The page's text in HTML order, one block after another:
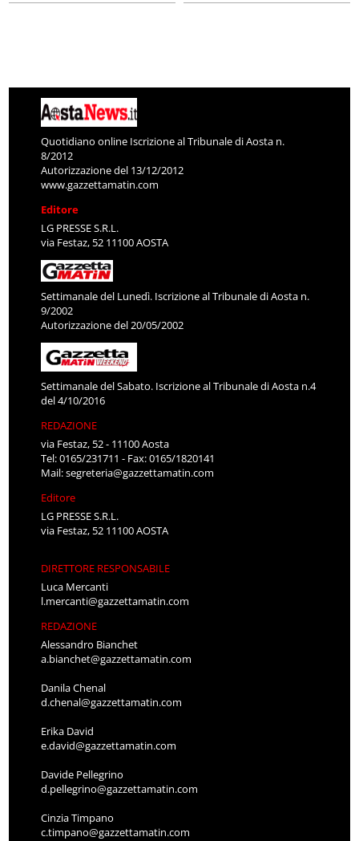
Quotidiano online Iscrizione al Tribunale di Aosta n.
8/2012
Autorizzazione del 13/12/2012
www.gazzettamatin.com
Editore
LG PRESSE S.R.L.
via Festaz, 52 11100 AOSTA
Settimanale del Lunedì. Iscrizione al Tribunale di Aosta n.
9/2002
Autorizzazione del 20/05/2002
Settimanale del Sabato. Iscrizione al Tribunale di Aosta n.4
del 4/10/2016
REDAZIONE
via Festaz, 52 - 11100 Aosta
Tel: 0165/231711 - Fax: 0165/1820141
Mail:segreteria@gazzettamatin.com
Editore
LG PRESSE S.R.L.
via Festaz, 52 11100 AOSTA
DIRETTORE RESPONSABILE
Luca Mercanti
l.mercanti@gazzettamatin.com
REDAZIONE
Alessandro Bianchet
a.bianchet@gazzettamatin.com
Danila Chenal
d.chenal@gazzettamatin.com
Erika David
e.david@gazzettamatin.com
Davide Pellegrino
d.pellegrino@gazzettamatin.com
Cinzia Timpano
c.timpano@gazzettamatin.com